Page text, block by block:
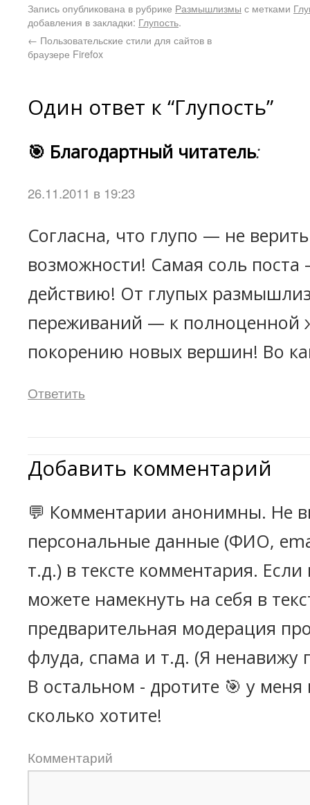
Запись опубликована в рубрике Размышлизмы с метками
добавления в закладки: Глупость.
← Пользовательские стили для сайтов в
браузере Firefox
Один ответ к “Глупость”
🎯 Благодартный читатель:
26.11.2011 в 19:23
Согласна, что глупо — не
возможности! Самая соль
действию! От глупых
переживаний — к полноценной
покорению новых вершин! Во
Ответить
Добавить комментарий
💬 Комментарии анонимны. Не
персональные данные (ФИО,
т.д.) в тексте комментария.
можете намекнуть на себя в
предварительная модерация
флуда, спама и т.д. (Я ненавижу
В остальном - дротите 🎯 у
сколько хотите!
Комментарий